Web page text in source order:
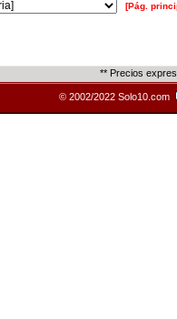
[Pág.
** Precios
© 2002/2022 Solo10.com